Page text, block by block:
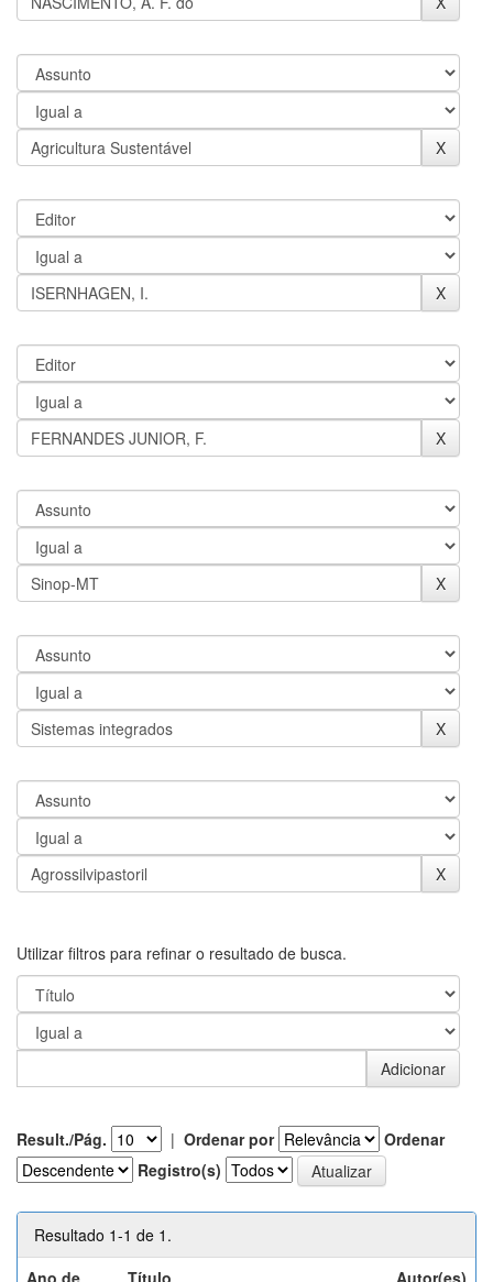
Utilizar filtros para refinar o resultado de busca.
Result./Pág. | Ordenar por
Ordenar
Registro(s)
Resultado 1-1 de 1.
Ano de
Título Autor(es)